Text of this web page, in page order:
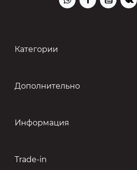
Категории
Дополнительно
Информация
Trade-in